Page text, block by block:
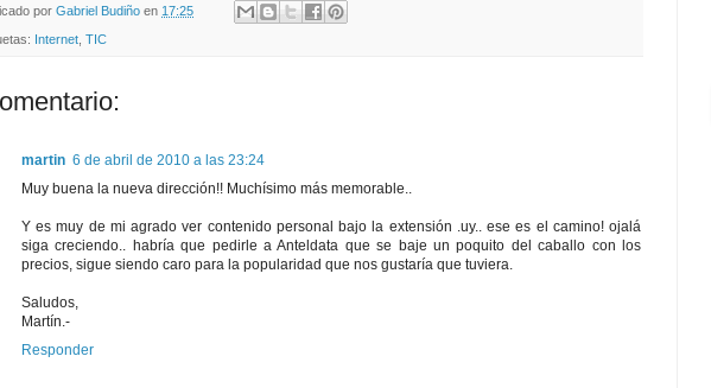
por Gabriel Budiño en 17:25
Internet TIC
martin 6 de abril de 2010 a las 23:24
Muy buena la nueva dirección!! Muchísimo más memorable..
Y es muy de mi agrado ver contenido personal bajo la extensión .uy.. ese es el camino! ojalá
siga creciendo.. habría que pedirle a Anteldata que se baje un poquito del caballo con los
precios, sigue siendo caro para la popularidad que nos gustaría que tuviera.
Saludos,
Martín.-
Responder